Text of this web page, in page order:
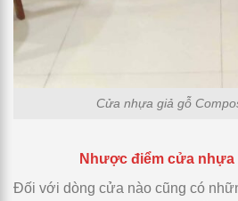
Cửa nhựa giả gỗ
Nhược điểm cửa nhựa
Đối với dòng cửa nào cũng có